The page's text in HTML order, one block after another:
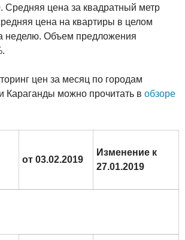
Средняя цена за квадратный метр
цена на квартиры в целом
неделю. Объем предложения
цен за месяц по городам
Караганды можно прочитать в обзоре
от 03.02.2019
Изменение к
27.01.2019